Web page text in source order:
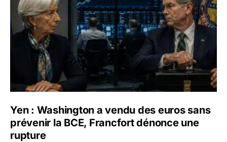
Yen : Washington a vendu des euros sans
prévenir la BCE, Francfort dénonce une
rupture